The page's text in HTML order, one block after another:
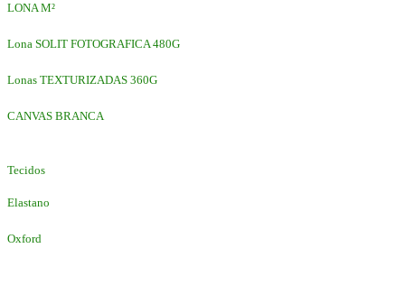
LONA M²
Lona SOLIT FOTOGRAFICA 480G
Lonas TEXTURIZADAS 360G
CANVAS BRANCA
Tecidos
Elastano
Oxford